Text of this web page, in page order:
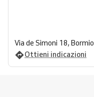
Via de Simoni 18, Bormio
Ottieni indicazioni